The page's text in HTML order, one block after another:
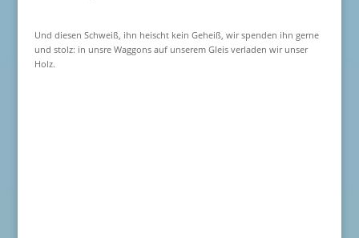
Und diesen Schweiß, ihn heischt kein Geheiß, wir spenden ihn gerne
und stolz: in unsre Waggons auf unserem Gleis verladen wir unser
Holz.